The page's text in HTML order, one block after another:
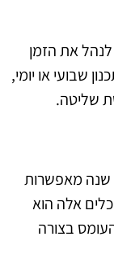
את הזמן
שבועי או יומי,
שליטה.
שנה מאפשרות
אלה הוא
בצורה